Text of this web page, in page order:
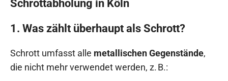
Schrottabholung in Köln
1. Was zählt überhaupt als Schrott?
Schrott umfasst alle metallischen Gegenstände,
die nicht mehr verwendet werden, z. B.: